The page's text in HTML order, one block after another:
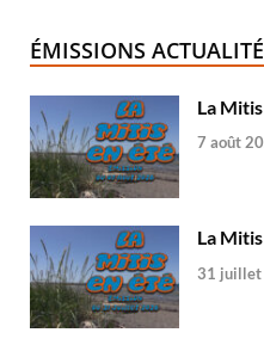
ÉMISSIONS
La
7 août
La
31 juillet